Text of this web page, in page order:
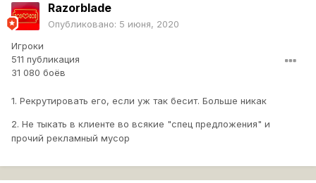
Razorblade
Опубликовано: 5 июня, 2020
Игроки
511 публикация
31 080 боёв
1. Рекрутировать его, если уж так бесит. Больше никак
2. Не тыкать в клиенте во всякие "спец предложения" и
прочий рекламный мусор